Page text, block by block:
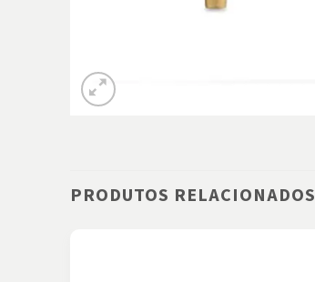
PRODUTOS RELACIONADOS